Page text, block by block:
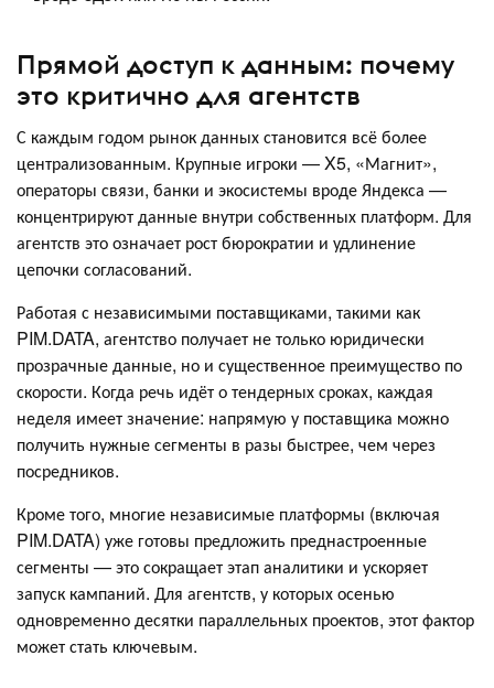
Прямой доступ к данным: почему
это критично для агентств
С каждым годом рынок данных становится всё более
централизованным. Крупные игроки — X5, «Магнит»,
операторы связи, банки и экосистемы вроде Яндекса —
концентрируют данные внутри собственных платформ. Для
агентств это означает рост бюрократии и удлинение
цепочки согласований.
Работая с независимыми поставщиками, такими как
PIM.DATA, агентство получает не только юридически
прозрачные данные, но и существенное преимущество по
скорости. Когда речь идёт о тендерных сроках, каждая
неделя имеет значение: напрямую у поставщика можно
получить нужные сегменты в разы быстрее, чем через
посредников.
Кроме того, многие независимые платформы (включая
PIM.DATA) уже готовы предложить преднастроенные
сегменты — это сокращает этап аналитики и ускоряет
запуск кампаний. Для агентств, у которых осенью
одновременно десятки параллельных проектов, этот фактор
может стать ключевым.